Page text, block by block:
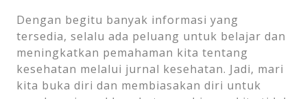
Dengan begitu banyak informasi yang
tersedia, selalu ada peluang untuk belajar dan
meningkatkan pemahaman kita tentang
kesehatan melalui jurnal kesehatan. Jadi, mari
kita buka diri dan membiasakan diri untuk